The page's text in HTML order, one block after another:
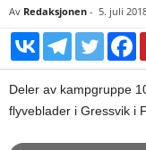
Av Redaksjonen - 5. juli
Deler av kampgruppe
flyveblader i Gressvik i